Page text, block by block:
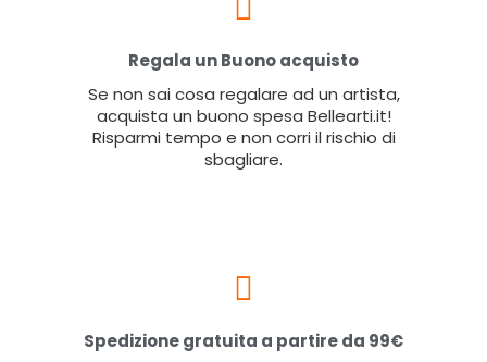
Regala un Buono acquisto
Se non sai cosa regalare ad un artista,
acquista un buono spesa Bellearti.it!
Risparmi tempo e non corri il rischio di
sbagliare.
Spedizione gratuita a partire da 99€